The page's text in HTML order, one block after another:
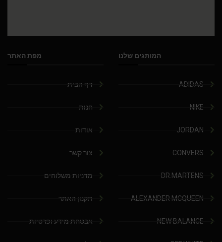
המותגים שלנו
ADIDAS
NIKE
JORDAN
CONVERS
DR.MARTENS
ALEXANDER MCQUEEN
NEW BALANCE
מפת האתר
דף הבית
חנות
אודות
צור קשר
מדניות משלוחים
תקנון האתר
אבטחת מידע ופרטיות